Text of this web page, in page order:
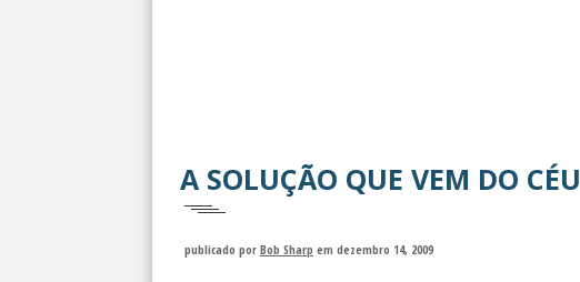
A SOLUÇÃO QUE VEM DO CÉU
publicado por Bob Sharp em dezembro 14, 2009